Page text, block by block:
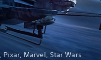
Marvel, Star Wars